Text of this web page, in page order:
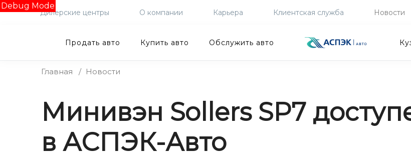
Debug Mode
Дилерские центры О компании Карьера Клиентская служба Новости
Продать авто Купить авто Обслужить авто
Главная / Новости
Минивэн Sollers SP7
в АСПЭК-Авто